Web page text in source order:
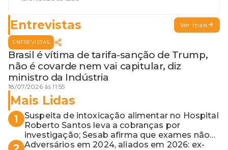
Entrevistas Ver mais
ENTREVISTAS
Brasil é vítima de tarifa-sanção de Trump,
não é covarde nem vai capitular, diz
ministro da Indústria
18/07/2026 às 11:55
Mais Lidas
1
Suspeita de intoxicação alimentar no Hospital
Roberto Santos leva a cobranças por
investigação; Sesab afirma que exames não
apontaram contaminação
Adversários em 2024, aliados em 2026: ex-